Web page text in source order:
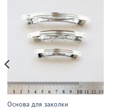
Основа для заколки